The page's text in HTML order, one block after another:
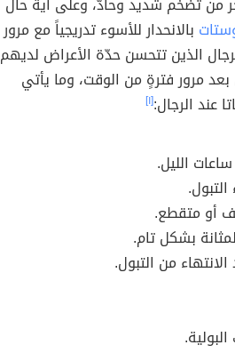
بالانحدار للأسوء تدريجياً مع مرور
الذين تتحسن حدّة الأعراض لديهم
مرور فترةٍ من الوقت، وما يأتي
عند الرجال:[١]
الليل.
أو متقطع.
بشكل تام.
من التبول.